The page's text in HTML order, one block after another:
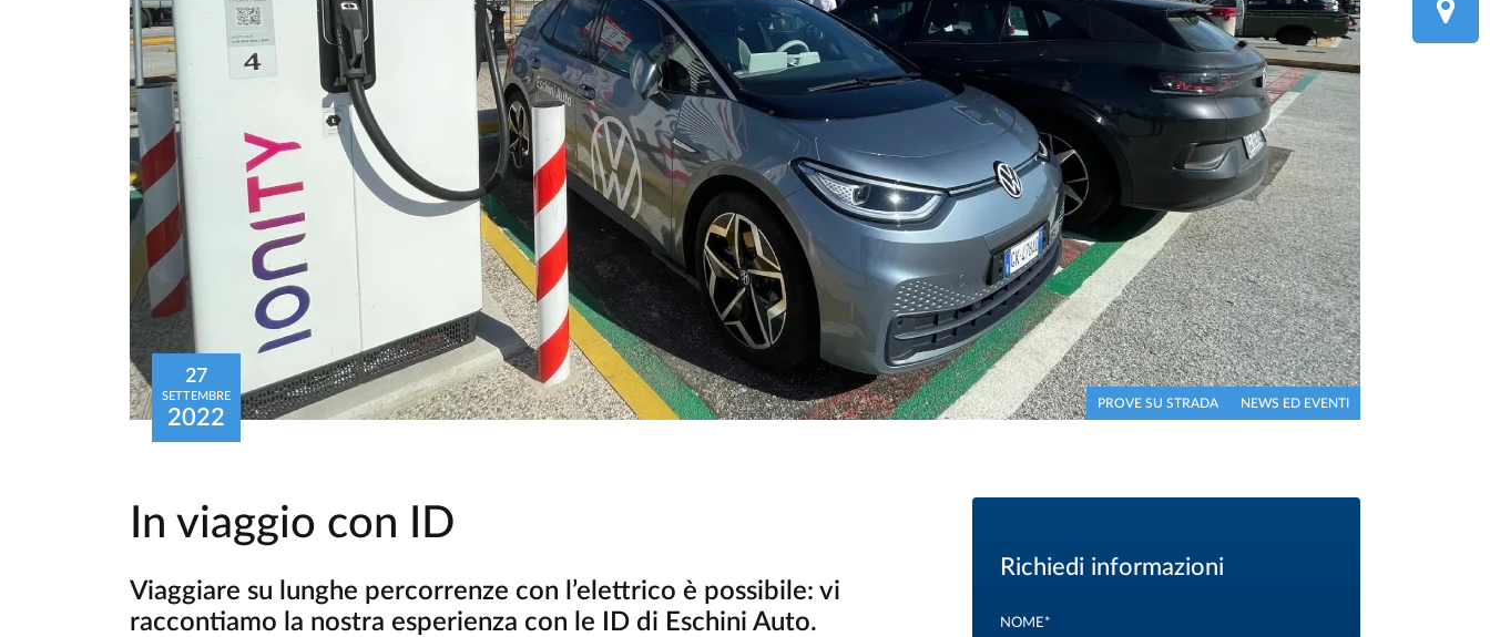
27
SETTEMBRE
2022
PROVE SU STRADA NEWS ED EVENTI
In viaggio con ID
Viaggiare su lunghe percorrenze con l’elettrico è possibile: vi
raccontiamo la nostra esperienza con le ID di Eschini Auto.
Richiedi informazioni
NOME*